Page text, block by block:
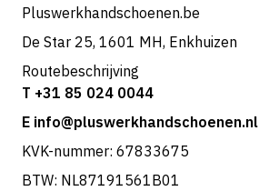
Pluswerkhandschoenen.be
De Star 25, 1601 MH, Enkhuizen
Routebeschrijving
T +31 85 024 0044
E info@pluswerkhandschoenen.nl
KVK-nummer: 67833675
BTW: NL87191561B01